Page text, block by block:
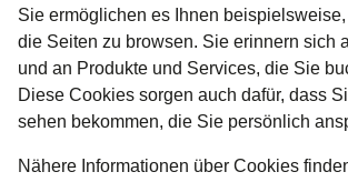
Sie ermöglichen es Ihnen
die Seiten zu browsen. Sie erinnern sich
und an Produkte und Services, die Sie
Diese Cookies sorgen auch dafür, dass
sehen bekommen, die Sie persönlich
Nähere Informationen über Cookies